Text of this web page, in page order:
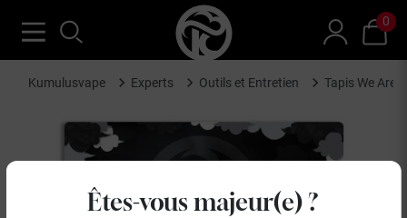
Êtes-vous majeur(e) ?
0
Kumulusvape Experts Outils et Entretien Tapis We Are